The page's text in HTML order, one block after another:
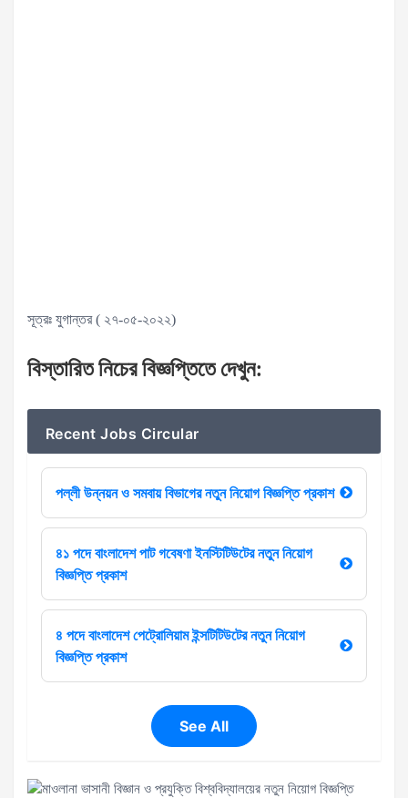
সূত্রঃ যুগান্তর ( ২৭-০৫-২০২২)
বিস্তারিতনিচেরবিজ্ঞপ্তিতে দেখুন:
Recent Jobs Circular
পল্লী উন্নয়ন ও সমবায় বিভাগের নতুন নিয়োগ বিজ্ঞপ্তি প্রকাশ
৪১ পদে বাংলাদেশ পাট গবেষণা ইনস্টিটিউটের নতুন নিয়োগ
বিজ্ঞপ্তি প্রকাশ
৪ পদে বাংলাদেশ পেট্রোলিয়াম ইন্সটিটিউটের নতুন নিয়োগ
বিজ্ঞপ্তি প্রকাশ
See All